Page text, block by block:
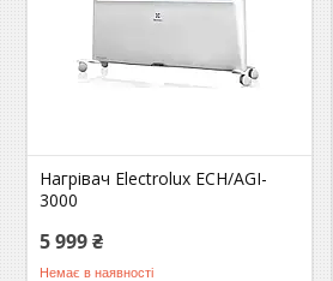
Нагрівач Electrolux ECH/AGI-
3000
5 999 ₴
Немає в наявності